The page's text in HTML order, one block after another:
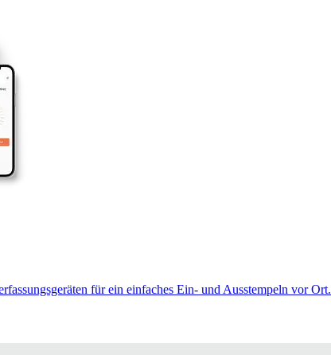
für ein einfaches Ein- und Ausstempeln vor Ort.